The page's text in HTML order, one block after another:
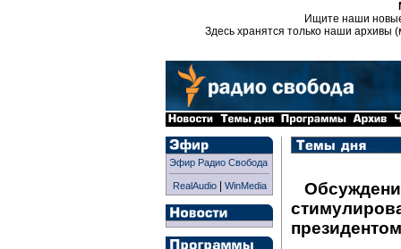
Ищите наши
Здесь хранятся только наши архивы
Эфир Радио Свобода
RealAudio| WinMedia